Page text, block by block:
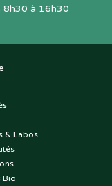
8h30 à 16h30
& Labos
Bio